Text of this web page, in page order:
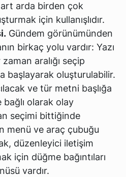
art arda birden çok
için kullanışlıdır.
Gündem görünümünden
birkaç yolu vardır: Yazı
aralığı seçip
başlayarak oluşturulabilir.
ve tür metni başlığa
olarak olay
seçimi bittiğinde
menü ve araç çubuğu
düzenleyici iletişim
için düğme bağıntıları
vardır.